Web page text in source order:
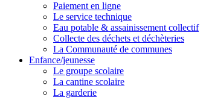
Paiement en ligne
Le service technique
Eau potable & assainissement collectif
Collecte des déchets et déchèteries
La Communauté de communes
Enfance/jeunesse
Le groupe scolaire
La cantine scolaire
La garderie